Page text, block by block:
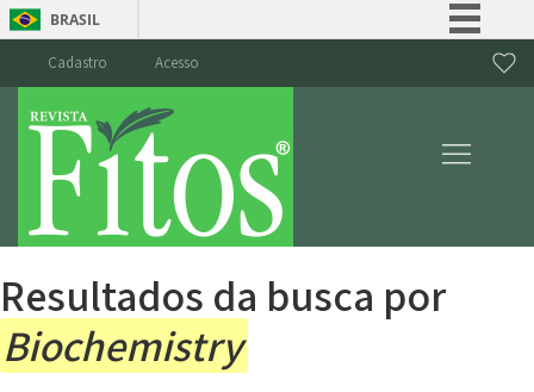
BRASIL
Canais
Cadastro Acesso
Resultados da busca por
Biochemistry